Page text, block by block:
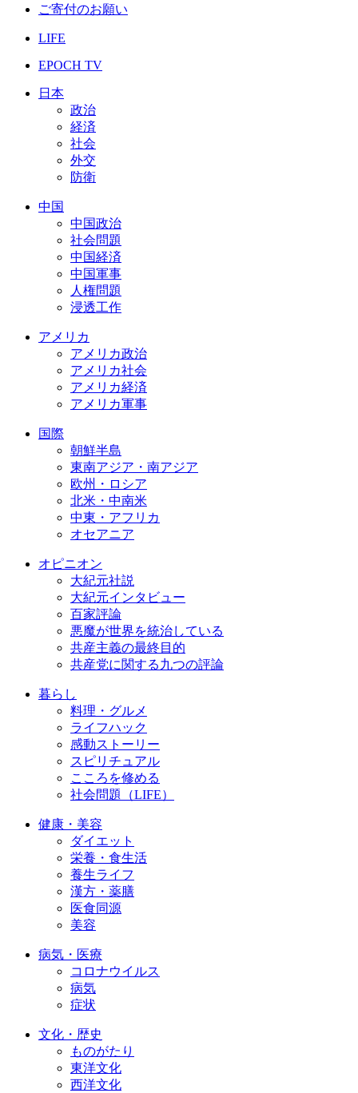
ご寄付のお願い
LIFE
EPOCH TV
日本
政治
経済
社会
外交
防衛
中国
中国政治
社会問題
中国経済
中国軍事
人権問題
浸透工作
アメリカ
アメリカ政治
アメリカ社会
アメリカ経済
アメリカ軍事
国際
朝鮮半島
東南アジア・南アジア
欧州・ロシア
北米・中南米
中東・アフリカ
オセアニア
オピニオン
大紀元社説
大紀元インタビュー
百家評論
悪魔が世界を統治している
共産主義の最終目的
共産党に関する九つの評論
暮らし
料理・グルメ
ライフハック
感動ストーリー
スピリチュアル
こころを修める
社会問題（LIFE）
健康・美容
ダイエット
栄養・食生活
養生ライフ
漢方・薬膳
医食同源
美容
病気・医療
コロナウイルス
病気
症状
文化・歴史
ものがたり
東洋文化
西洋文化